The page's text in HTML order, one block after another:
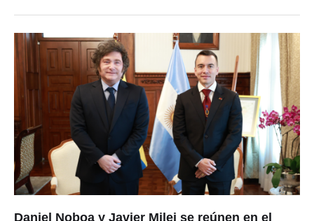
Daniel Noboa y Javier Milei se reúnen en el